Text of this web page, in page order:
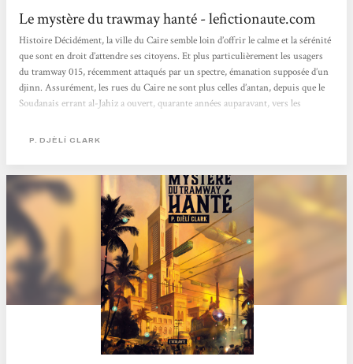
Le mystère du trawmay hanté - lefictionaute.com
Histoire Décidément, la ville du Caire semble loin d’offrir le calme et la sérénité
que sont en droit d’attendre ses citoyens. Et plus particulièrement les usagers
du tramway 015, récemment attaqués par un spectre, émanation supposée d’un
djinn. Assurément, les rues du Caire ne sont plus celles d’antan, depuis que le
Soudanais errant al-Jahiz a ouvert, quarante années auparavant, vers les
ces derniers se sont déversés dans notre réalité. Intellectuels...
P. DJÈLÍ CLARK